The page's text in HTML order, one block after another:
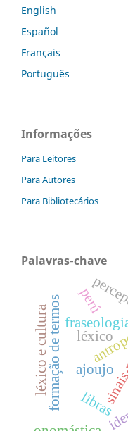
English
Español
Français
Português
Informações
Para Leitores
Para Autores
Para Bibliotecários
Palavras-chave
libras
formação de termos ajoujo
léxico
perú
léxico e cultura